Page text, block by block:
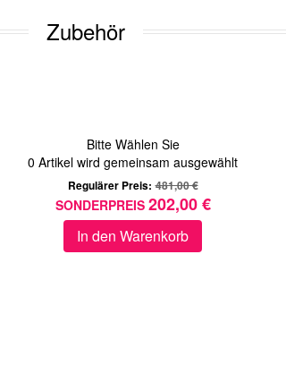
Zubehör
Bitte Wählen Sie
0 Artikel wird gemeinsam ausgewählt
Regulärer Preis: 481,00 €
SONDERPREIS 202,00 €
In den Warenkorb